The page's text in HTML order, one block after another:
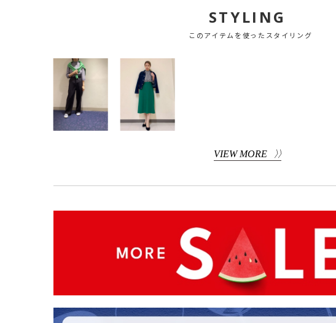
STYLING
このアイテムを使ったスタイリング
VIEW MORE